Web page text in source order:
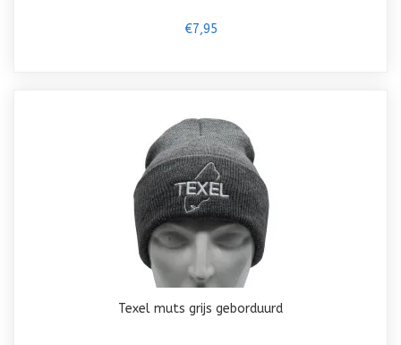
€7,95
Texel muts grijs geborduurd